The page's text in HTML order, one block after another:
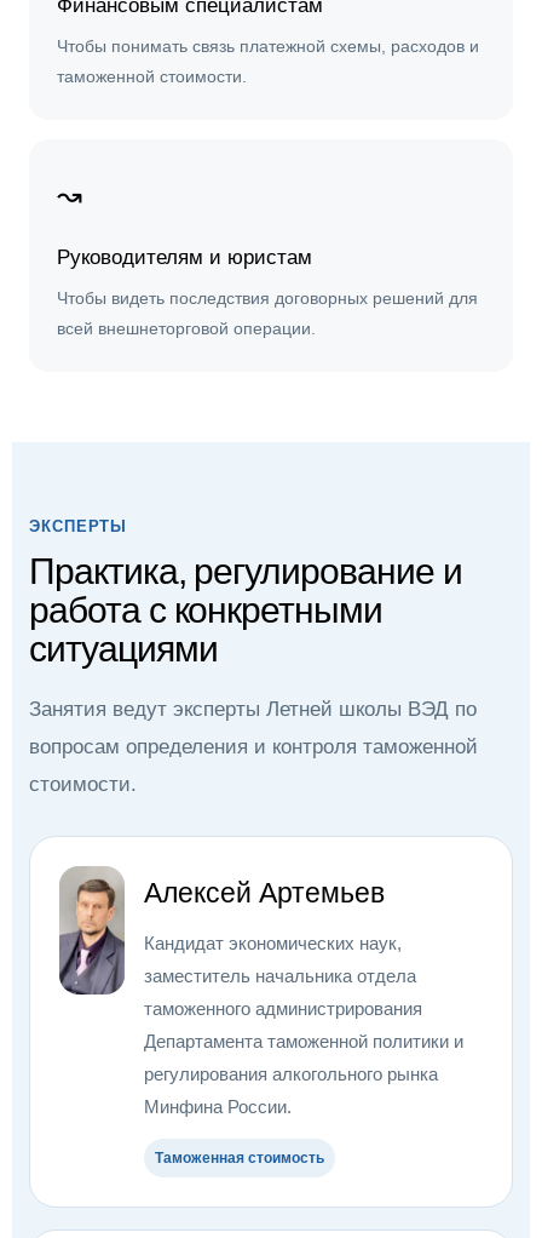
Финансовым специалистам
Чтобы понимать связь платежной схемы, расходов и
таможенной стоимости.
↝
Руководителям и юристам
Чтобы видеть последствия договорных решений для
всей внешнеторговой операции.
ЭКСПЕРТЫ
Практика, регулирование и
работа с конкретными
ситуациями
Занятия ведут эксперты Летней школы ВЭД по
вопросам определения и контроля таможенной
стоимости.
Алексей Артемьев
Кандидат экономических наук,
заместитель начальника отдела
таможенного администрирования
Департамента таможенной политики и
регулирования алкогольного рынка
Минфина России.
Таможенная стоимость